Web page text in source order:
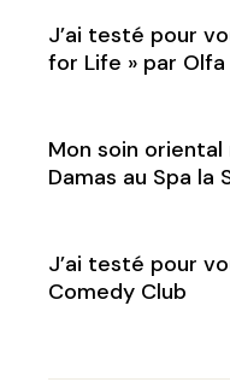
J’ai testé pour
for Life » par Olfa
Mon soin
Damas au Spa la
J’ai testé pour
Comedy Club